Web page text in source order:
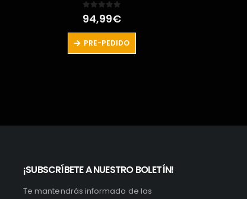
0out of 5
32,99€ El
precio
original
era:
25,90
LEER MÁS
¡SUBSCRÍBETE A NUESTRO BOLETÍN!
Te mantendrás informado de las